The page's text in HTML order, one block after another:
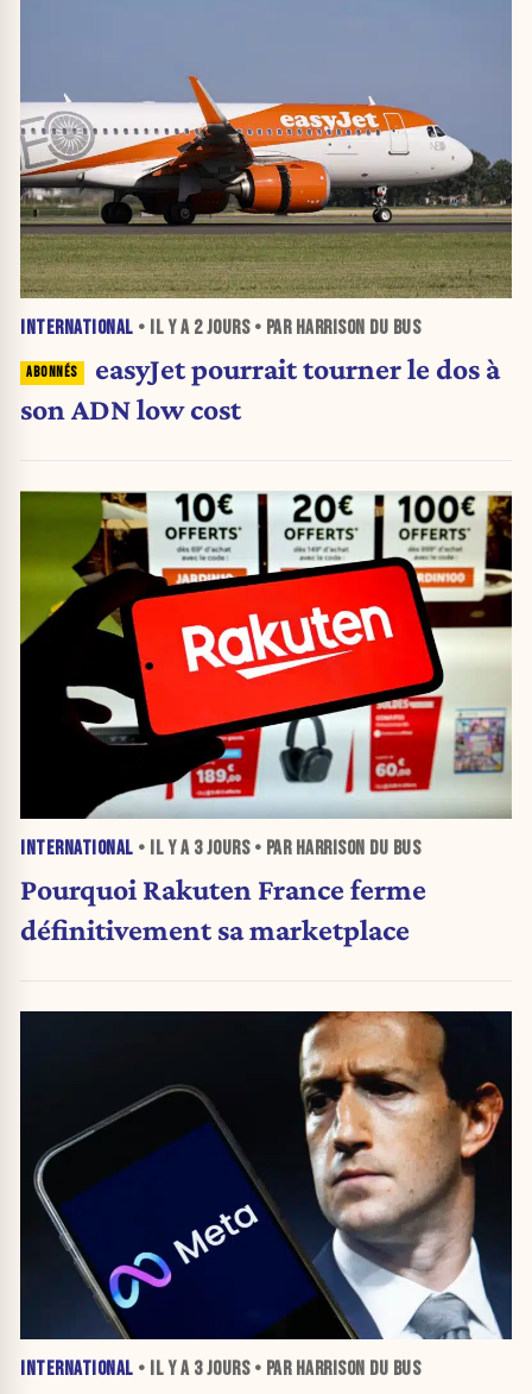
INTERNATIONAL • IL Y A 2 JOURS• PAR HARRISON DU BUS
easyJet pourrait tourner le dos à
son ADN low cost
INTERNATIONAL • IL Y A 3 JOURS• PAR HARRISON DU BUS
Pourquoi Rakuten France ferme
définitivement sa marketplace
INTERNATIONAL • IL Y A 3 JOURS• PAR HARRISON DU BUS